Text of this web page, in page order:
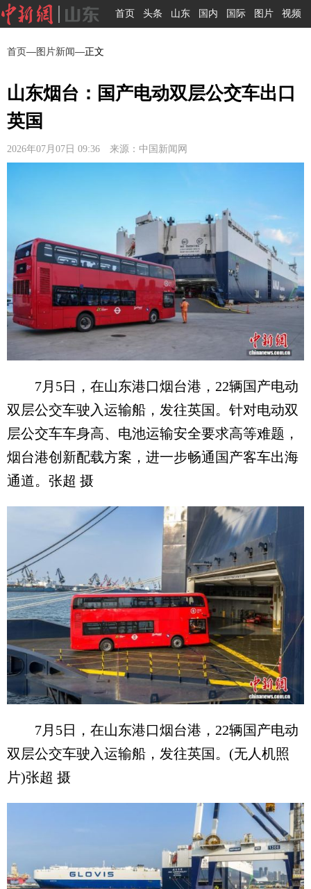
首页 头条 山东 国内 国际 图片 视频
首页—图片新闻—正文
山东烟台：国产电动双层公交车出口
英国
2026年07月07日 09:36 来源：中国新闻网
7月5日，在山东港口烟台港，22辆国产电动
双层公交车驶入运输船，发往英国。针对电动双
层公交车车身高、电池运输安全要求高等难题，
烟台港创新配载方案，进一步畅通国产客车出海
通道。张超 摄
7月5日，在山东港口烟台港，22辆国产电动
双层公交车驶入运输船，发往英国。(无人机照
片)张超 摄